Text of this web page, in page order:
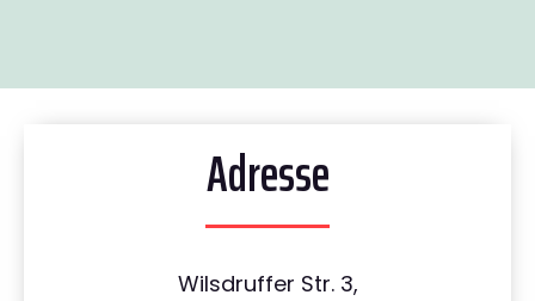
Adresse
Wilsdruffer Str. 3,